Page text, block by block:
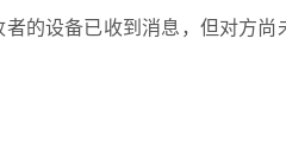
的设备已收到消息，但对方尚